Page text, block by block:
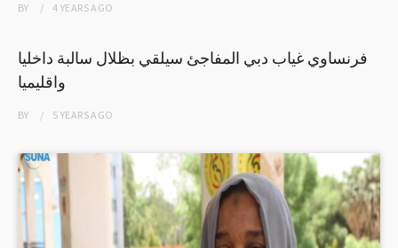
BY 4 YEARSAGO
فرنساوي غياب دبي المفاجئ سيلقي بظلال سالبة داخليا
واقليميا
BY 5 YEARSAGO